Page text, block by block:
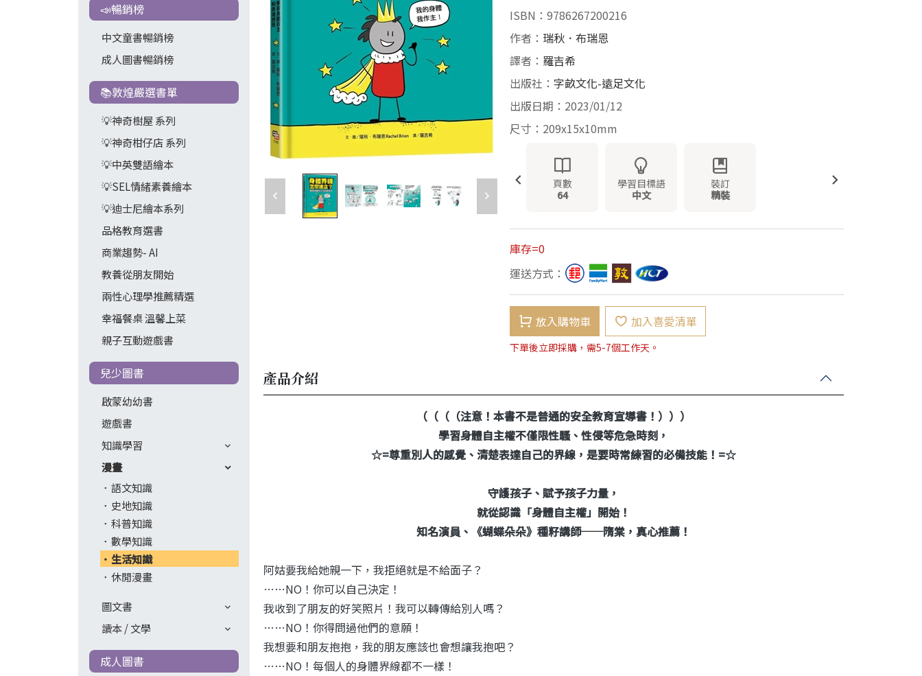
📣暢銷榜
中文童書暢銷榜
成人圖書暢銷榜
📚敦煌嚴選書單
💡神奇樹屋 系列
💡神奇柑仔店 系列
💡中英雙語繪本
💡SEL情緒素養繪本
💡迪士尼繪本系列
品格教育選書
商業趨勢- AI
教養從朋友開始
兩性心理學推薦精選
幸福餐桌 溫馨上菜
親子互動遊戲書
兒少圖書
啟蒙幼幼書
遊戲書
知識學習
漫畫
語文知識
史地知識
科普知識
數學知識
生活知識
休閒漫畫
圖文書
讀本 / 文學
成人圖書
ISBN：9786267200216
作者： 瑞秋．布瑞恩
譯者： 羅吉希
出版社：字畝文化-遠足文化
出版日期：2023/01/12
尺寸：209x15x10mm
頁數
64
學習目標語
中文
裝訂
精裝
庫存=0
運送方式：
放入購物車 加入喜愛清單
下單後立即採購，需5-7個工作天。
產品介紹
（（（（注意！本書不是普通的安全教育宣導書！）））
學習身體自主權不僅限性騷、性侵等危急時刻，
☆=尊重別人的感覺、清楚表達自己的界線，是要時常練習的必備技能！ =☆
守護孩子、賦予孩子力量，
就從認識「身體自主權」開始！
知名演員、《蝴蝶朵朵》種籽講師──隋棠，真心推薦！
阿姑要我給她親一下，我拒絕就是不給面子？
……NO！你可以自己決定！
我收到了朋友的好笑照片！我可以轉傳給別人嗎？
……NO！你得問過他們的意願！
我想要和朋友抱抱，我的朋友應該也會想讓我抱吧？
……NO！每個人的身體界線都不一樣！